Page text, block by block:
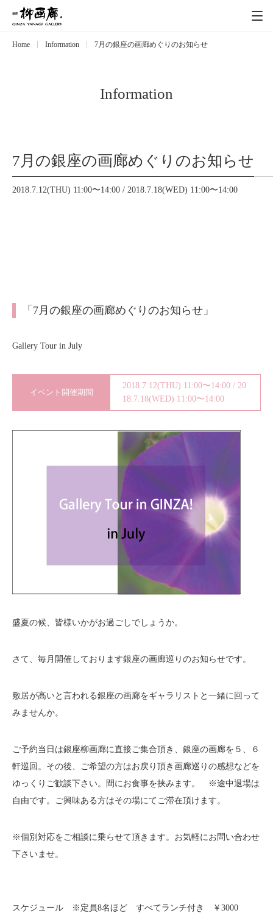
Exhibitions
Art works 作品一覧
Blog
Purchase assessment 査定・買取
Home Information 7月の銀座の画廊めぐりのお知らせ
Information
7月の銀座の画廊めぐりのお知らせ
2018.7.12(THU) 11:00〜14:00 / 2018.7.18(WED) 11:00〜14:00
「7月の銀座の画廊めぐりのお知らせ」
Gallery Tour in July
イベント開催期間
2018.7.12(THU) 11:00〜14:00 / 20
18.7.18(WED) 11:00〜14:00
盛夏の候、皆様いかがお過ごしでしょうか。
さて、毎月開催しております銀座の画廊巡りのお知らせです。
敷居が高いと言われる銀座の画廊をギャラリストと一緒に回って
みませんか。
ご予約当日は銀座柳画廊に直接ご集合頂き、銀座の画廊を５、６
軒巡回。その後、ご希望の方はお戻り頂き画廊巡りの感想などを
ゆっくりご歓談下さい。間にお食事を挟みます。 ※途中退場は
自由です。ご興味ある方はその場にてご滞在頂けます。
※個別対応をご相談に乗らせて頂きます。お気軽にお問い合わせ
下さいませ。
スケジュール ※定員8名ほど すべてランチ付き ￥3000